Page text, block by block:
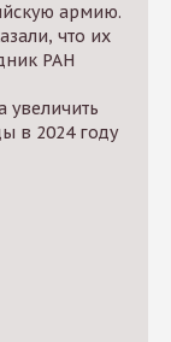
армию.
что их
РАН
увеличить
в 2024 году